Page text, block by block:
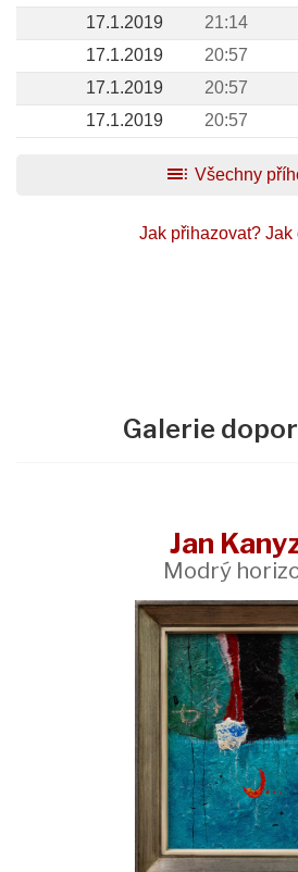
17.1.2019
21:14
17.1.2019
20:57
17.1.2019 20:57
17.1.2019
20:57
toc Všechny
Jak přihazovat? Jak
Galerie
Jan
Modrý